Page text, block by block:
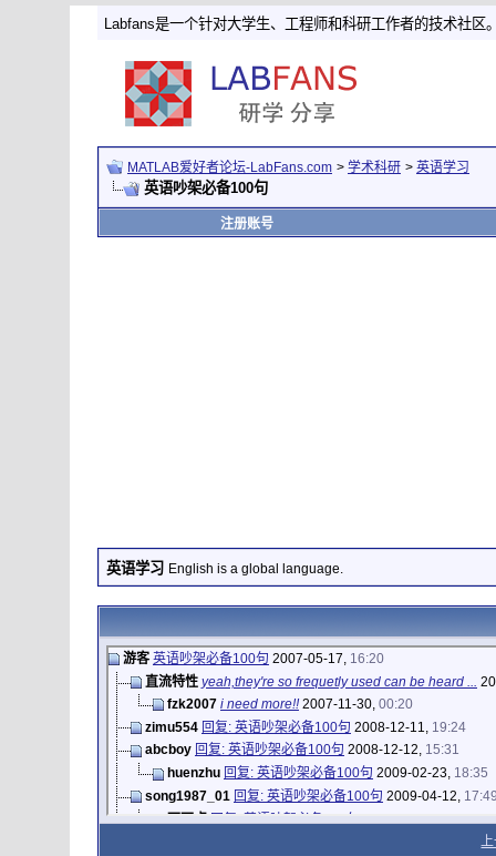
Labfans是一个针对大学生、工程师和科研工作者的技术社区
MATLAB爱好者论坛-LabFans.com > 学术科研 > 英语学习
英语吵架必备100句
注册账号
英语学习 English is a global language.
游客 英语吵架必备100句 2007-05-17, 16:20
直流特性 yeah,they're so frequetly used can be heard ...
fzk2007 i need more!!2007-11-30, 00:20
zimu554 回复: 英语吵架必备100句 2008-12-11, 19:24
abcboy 回复: 英语吵架必备100句 2008-12-12, 15:31
huenzhu 回复: 英语吵架必备100句 2009-02-23, 18:35
song1987_01 回复: 英语吵架必备100句 2009-04-12,
丁丁点 回复: 英语吵架必备100句2009-05-26,17:40